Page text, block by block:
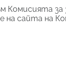
Комисията
на сайта на